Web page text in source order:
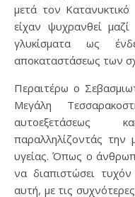
μετά τον
είχαν ψυχρανθεί
γλυκίσματα ως
αποκαταστάσεως των
Περαιτέρω ο
Μεγάλη
αυτοεξετάσεως
παραλληλίζοντάς την
υγείας. Όπως ο
να διαπιστώσει
αυτή, με τις